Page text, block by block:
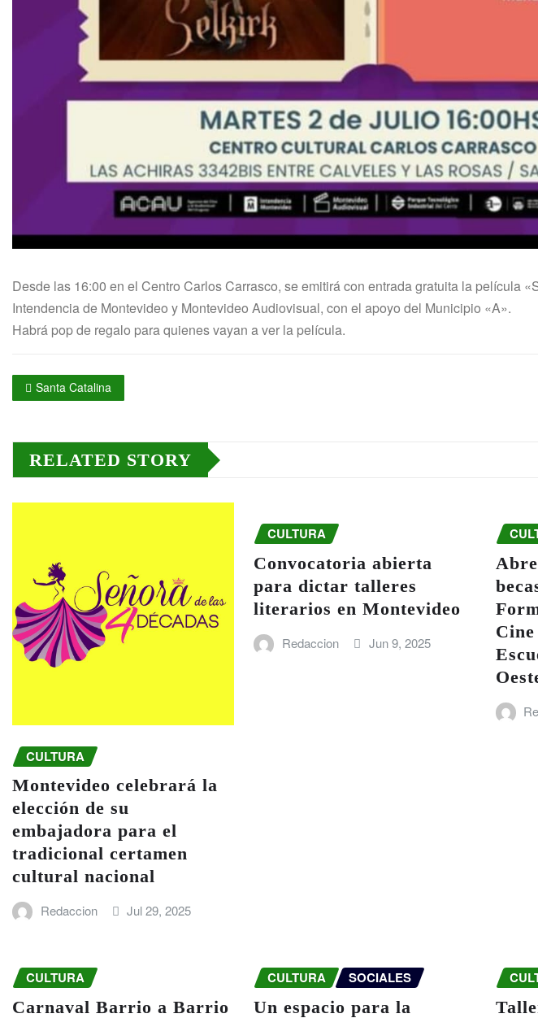
Desde las 16:00 en el Centro Carlos Carrasco, se emitirá con entrada gratuita la película
Intendencia de Montevideo y Montevideo Audiovisual, con el apoyo del Municipio «A».
Habrá pop de regalo para quienes vayan a ver la película.
Santa Catalina
RELATED STORY
CULTURA
Montevideo celebrará la
elección de su
embajadora para el
tradicional certamen
cultural nacional
Redaccion Jul 29, 2025
CULTURA
Convocatoria abierta
para dictar talleres
literarios en Montevideo
Redaccion Jun 9, 2025
CULTURA
Carnaval Barrio a Barrio
CULTURA SOCIALES
Un espacio para la